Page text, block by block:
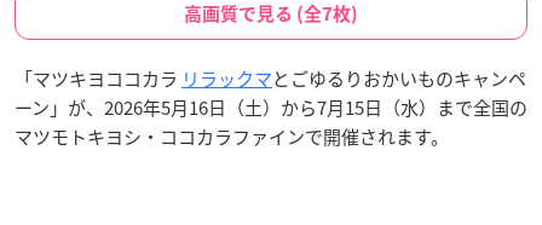
高画質で見る (全7枚)
「マツキヨココカラ リラックマとごゆるりおかいものキャンペ
ーン」が、2026年5月16日（土）から7月15日（水）まで全国の
マツモトキヨシ・ココカラファインで開催されます。